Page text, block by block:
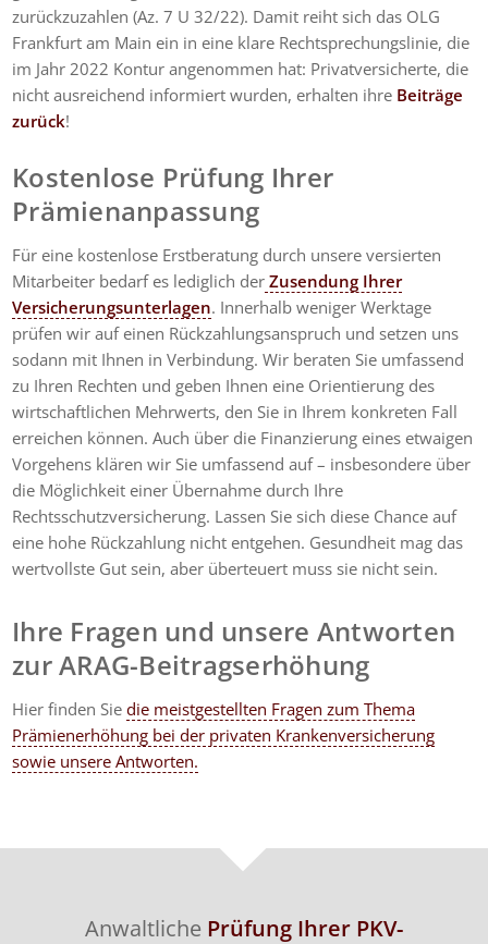
zurückzuzahlen (Az. 7 U 32/22). Damit reiht sich das OLG
Frankfurt am Main ein in eine klare Rechtsprechungslinie, die
im Jahr 2022 Kontur angenommen hat: Privatversicherte, die
nicht ausreichend informiert wurden, erhalten ihre Beiträge
zurück!
Kostenlose Prüfung Ihrer
Prämienanpassung
Für eine kostenlose Erstberatung durch unsere versierten
Mitarbeiter bedarf es lediglich der Zusendung Ihrer
Versicherungsunterlagen. Innerhalb weniger Werktage
prüfen wir auf einen Rückzahlungsanspruch und setzen uns
sodann mit Ihnen in Verbindung. Wir beraten Sie umfassend
zu Ihren Rechten und geben Ihnen eine Orientierung des
wirtschaftlichen Mehrwerts, den Sie in Ihrem konkreten Fall
erreichen können. Auch über die Finanzierung eines etwaigen
Vorgehens klären wir Sie umfassend auf – insbesondere über
die Möglichkeit einer Übernahme durch Ihre
Rechtsschutzversicherung. Lassen Sie sich diese Chance auf
eine hohe Rückzahlung nicht entgehen. Gesundheit mag das
wertvollste Gut sein, aber überteuert muss sie nicht sein.
Ihre Fragen und unsere Antworten
zur ARAG-Beitragserhöhung
Hier finden Siedie meistgestellten Fragen zum Thema
Prämienerhöhung bei der privaten Krankenversicherung
sowie unsere Antworten.
Anwaltliche Prüfung Ihrer PKV-